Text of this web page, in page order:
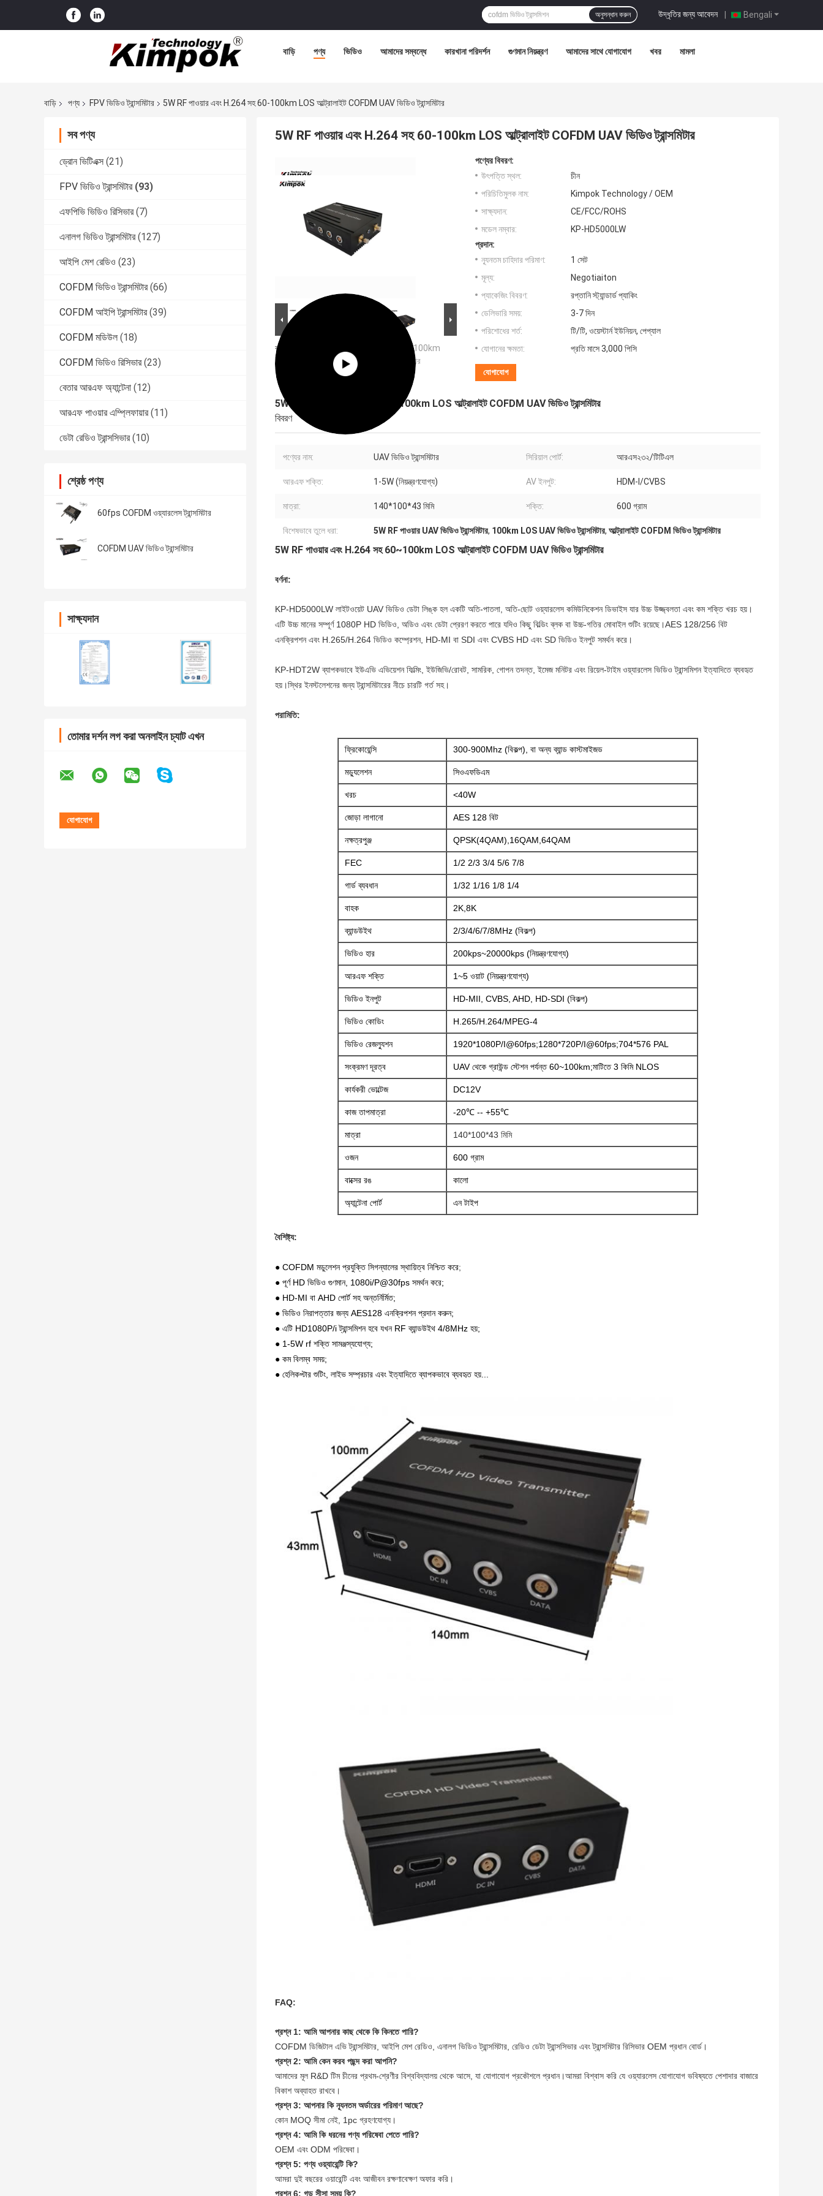
Bengali
উদ্ধৃতির জন্য আবেদন |
অনুসন্ধান করুন
বাড়ি পণ্য ভিডিও আমাদের সম্বন্ধে কারখানা পরিদর্শন গুণমান নিয়ন্ত্রণ আমাদের সাথে যোগাযোগ খবর মামলা
বাড়ি পণ্য FPV ভিডিও ট্রান্সমিটার 5W RF পাওয়ার এবং H.264 সহ 60-100km LOS আল্ট্রালাইট COFDM UAV ভিডিও ট্রান্সমিটার
সব পণ্য
ড্রোন ভিটিএক্স (21)
FPV ভিডিও ট্রান্সমিটার (93)
এফপিভি ভিডিও রিসিভার (7)
এনালগ ভিডিও ট্রান্সমিটার (127)
আইপি মেশ রেডিও (23)
COFDM ভিডিও ট্রান্সমিটার (66)
COFDM আইপি ট্রান্সমিটার (39)
COFDM মডিউল (18)
COFDM ভিডিও রিসিভার (23)
বেতার আরএফ অ্যান্টেনা (12)
আরএফ পাওয়ার এম্প্লিফায়ার (11)
ডেটা রেডিও ট্রান্সসিভার (10)
শ্রেষ্ঠ পণ্য
60fps COFDM ওয়্যারলেস ট্রান্সমিটার
COFDM UAV ভিডিও ট্রান্সমিটার
সাক্ষ্যদান
তোমার দর্শন লগ করা অনলাইন চ্যাট এখন
5W RF পাওয়ার এবং H.264 সহ 60-100km LOS আল্ট্রালাইট COFDM UAV ভিডিও ট্রান্সমিটার
বড় ইমেজ :
5W RF পাওয়ার এবং H.264 সহ 60-100km
LOS আল্ট্রালাইট COFDM UAV ভিডিও ট্রান্সমিটার
পণ্যের বিবরণ:
উৎপত্তি স্থল:
চীন
পরিচিতিমুলক নাম:
Kimpok Technology / OEM
সাক্ষ্যদান:
CE/FCC/ROHS
মডেল নম্বার:
KP-HD5000LW
প্রদান:
ন্যূনতম চাহিদার পরিমাণ:
1 সেট
মূল্য:
Negotiaiton
প্যাকেজিং বিবরণ:
রপ্তানি স্ট্যান্ডার্ড প্যাকিং
ডেলিভারি সময়:
3-7 দিন
পরিশোধের শর্ত:
টি/টি, ওয়েস্টার্ন ইউনিয়ন, পেপ্যাল
যোগানের ক্ষমতা:
প্রতি মাসে 3,000 পিসি
যোগাযোগ
5W RF পাওয়ার এবং H.264 সহ 60-100km LOS আল্ট্রালাইট COFDM UAV ভিডিও ট্রান্সমিটার
বিবরণ
পণ্যের নাম: UAV ভিডিও ট্রান্সমিটার সিরিয়াল পোর্ট: আরএস২৩২/টিটিএল
আরএফ শক্তি: 1-5W (নিয়ন্ত্রণযোগ্য) AV ইনপুট: HDM-I/CVBS
মাত্রা: 140*100*43 মিমি শক্তি: 600 গ্রাম
বিশেষভাবে তুলে ধরা: 5W RF পাওয়ার UAV ভিডিও ট্রান্সমিটার, 100km LOS UAV ভিডিও ট্রান্সমিটার, আল্ট্রালাইট COFDM ভিডিও ট্রান্সমিটার
5W RF পাওয়ার এবং H.264 সহ 60~100km LOS আল্ট্রালাইট COFDM UAV ভিডিও ট্রান্সমিটার
বর্ণনা:
KP-HD5000LW লাইটওয়েট UAV ভিডিও ডেটা লিঙ্ক হল একটি অতি-পাতলা, অতি-ছোট ওয়্যারলেস কমিউনিকেশন ডিভাইস যার উচ্চ উজ্জ্বলতা এবং কম শক্তি খরচ হয়।
এটি উচ্চ মানের সম্পূর্ণ 1080P HD ভিডিও, অডিও এবং ডেটা প্রেরণ করতে পারে যদিও কিছু বিল্ডিং ব্লক বা উচ্চ-গতির মোবাইল শুটিং রয়েছে।AES 128/256 বিট
এনক্রিপশন এবং H.265/H.264 ভিডিও কম্প্রেশন, HD-MI বা SDI এবং CVBS HD এবং SD ভিডিও ইনপুট সমর্থন করে।
KP-HDT2W ব্যাপকভাবে ইউএভি এভিয়েশন ফিল্মিং, ইউজিভি/রোবট, সামরিক, গোপন তদন্ত, ইমেজ মনিটর এবং রিয়েল-টাইম ওয়্যারলেস ভিডিও ট্রান্সমিশন ইত্যাদিতে ব্যবহৃত
হয়।স্থির ইনস্টলেশনের জন্য ট্রান্সমিটারের নীচে চারটি গর্ত সহ।
পরামিতি:
ফ্রিকোয়েন্সি 300-900Mhz (বিকল্প), বা অন্য ব্যান্ড কাস্টমাইজড
মড্যুলেশন সিওএফডিএম
খরচ <40W
জোড়া লাগানো AES 128 বিট
নক্ষত্রপুঞ্জ QPSK(4QAM),16QAM,64QAM
FEC 1/2 2/3 3/4 5/6 7/8
গার্ড ব্যবধান 1/32 1/16 1/8 1/4
বাহক 2K,8K
ব্যান্ডউইথ 2/3/4/6/7/8MHz (বিকল্প)
ভিডিও হার 200kps~20000kps (নিয়ন্ত্রণযোগ্য)
আরএফ শক্তি 1~5 ওয়াট (নিয়ন্ত্রণযোগ্য)
ভিডিও ইনপুট HD-MII, CVBS, AHD, HD-SDI (বিকল্প)
ভিডিও কোডিং H.265/H.264/MPEG-4
ভিডিও রেজল্যুশন 1920*1080P/I@60fps;1280*720P/I@60fps;704*576 PAL
সংক্রমণ দূরত্ব UAV থেকে গ্রাউন্ড স্টেশন পর্যন্ত 60~100km;মাটিতে 3 কিমি NLOS
কার্যকরী ভোল্টেজ DC12V
কাজ তাপমাত্রা -20℃ -- +55℃
মাত্রা 140*100*43 মিমি
ওজন 600 গ্রাম
বাক্সের রঙ কালো
অ্যান্টেনা পোর্ট এন টাইপ
বৈশিষ্ট্য:
● COFDM মডুলেশন প্রযুক্তি সিগন্যালের স্থায়িত্ব নিশ্চিত করে;
● পূর্ণ HD ভিডিও গুণমান, 1080i/P@30fps সমর্থন করে;
● HD-MI বা AHD পোর্ট সহ অন্তর্নির্মিত;
● ভিডিও নিরাপত্তার জন্য AES128 এনক্রিপশন প্রদান করুন;
● এটি HD1080P/i ট্রান্সমিশন হবে যখন RF ব্যান্ডউইথ 4/8MHz হয়;
● 1-5W rf শক্তি সামঞ্জস্যযোগ্য;
● কম বিলম্ব সময়;
● হেলিকপ্টার শুটিং, লাইভ সম্প্রচার এবং ইত্যাদিতে ব্যাপকভাবে ব্যবহৃত হয়...
FAQ:
প্রশ্ন 1: আমি আপনার কাছ থেকে কি কিনতে পারি?
COFDM ডিজিটাল এভি ট্রান্সমিটার, আইপি মেশ রেডিও, এনালগ ভিডিও ট্রান্সমিটার, রেডিও ডেটা ট্রান্সসিভার এবং ট্রান্সমিটার রিসিভার OEM প্রধান বোর্ড।
প্রশ্ন 2: আমি কেন করব পছন্দ করা আপনি?
আমাদের মূল R&D টিম চীনের প্রথম-শ্রেণীর বিশ্ববিদ্যালয় থেকে আসে, যা যোগাযোগ প্রকৌশলে প্রধান।আমরা বিশ্বাস করি যে ওয়্যারলেস যোগাযোগ ভবিষ্যতে পেশাদার বাজারে
বিকাশ অব্যাহত রাখবে।
প্রশ্ন 3: আপনার কি ন্যূনতম অর্ডারের পরিমাণ আছে?
কোন MOQ সীমা নেই, 1pc গ্রহণযোগ্য।
প্রশ্ন 4: আমি কি ধরনের পণ্য পরিষেবা পেতে পারি?
OEM এবং ODM পরিষেবা।
প্রশ্ন 5: পণ্য ওয়্যারেন্টি কি?
আমরা দুই বছরের ওয়ারেন্টি এবং আজীবন রক্ষণাবেক্ষণ অফার করি।
প্রশ্ন 6: গড় সীসা সময় কি?